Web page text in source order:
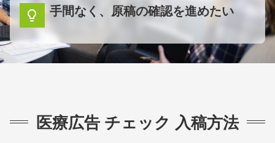
lightbulb 手間なく、原稿の確認を進めたい
医療広告 チェック 入稿方法